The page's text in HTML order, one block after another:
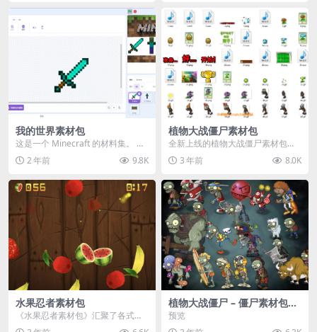
我的世界素材包
这是一个 Minecraft 的材料集。 操
作方法如下： 工具 → 右箭头 怪物...
2 年前 9.8K
植物大战僵尸素材包
全新上线的植物大战僵尸素材包，
内含48个精选资源，涵盖角色、场
景、音效等多样内容...
3 年前 8.0K
水果忍者素材包
《水果忍者素材包》汇聚了各式鲜
美诱人的水果图像与清脆悦耳的切
植物大战僵尸 – 僵尸素材包
【可预览】
预览